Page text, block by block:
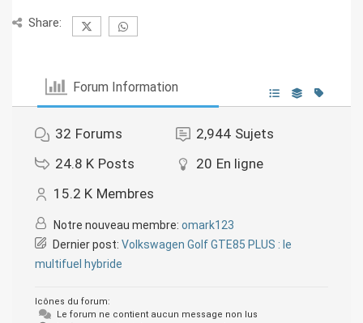
Share:
Forum Information
32 Forums 2,944 Sujets
24.8 K Posts 20 En ligne
15.2 K Membres
Notre nouveau membre: omark123
Dernier post: Volkswagen Golf GTE85 PLUS : le
multifuel hybride
Icônes du forum:
Le forum ne contient aucun message non lus